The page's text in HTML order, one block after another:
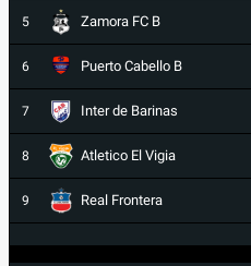
5 Zamora FC B
6 Puerto Cabello B
7 Inter de Barinas
8 Atletico El Vigia
9 Real Frontera